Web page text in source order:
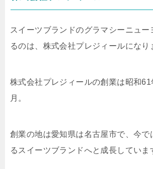
スイーツブランドのグラマシーニュー
るのは、株式会社プレジィールになり
株式会社プレジィールの創業は昭和
月。
創業の地は愛知県は名古屋市で、今で
るスイーツブランドへと成長していま